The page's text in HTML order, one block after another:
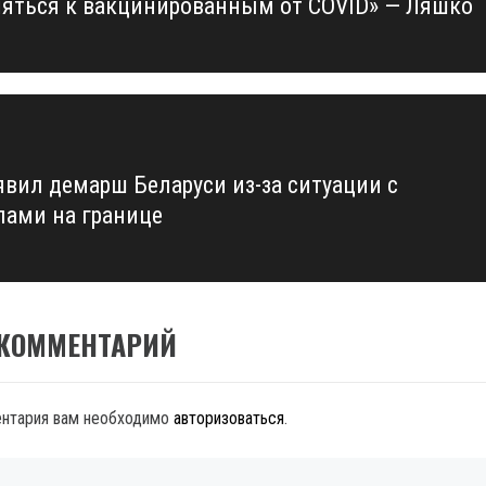
к вакцинированным от COVID» — Ляшко
демарш Беларуси из-за ситуации с
на границе
вам необходимо авторизоваться.